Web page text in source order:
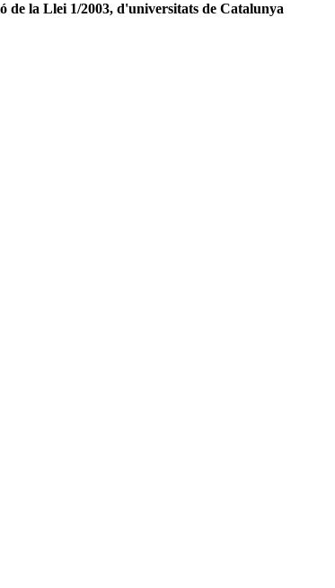
de la Llei 1/2003, d'universitats de Catalunya